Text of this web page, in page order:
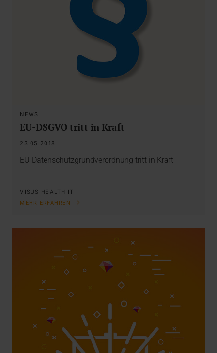
NEWS
EU-DSGVO tritt in Kraft
23.05.2018
EU-Datenschutzgrundverordnung tritt in Kraft
VISUS HEALTH IT
MEHR ERFAHREN